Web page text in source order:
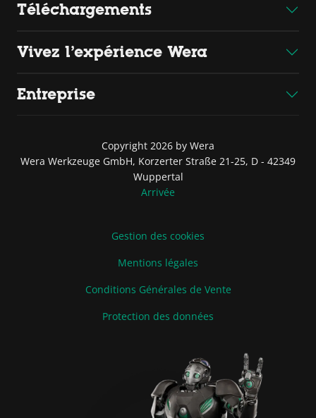
Téléchargements
Vivez l’expérience Wera
Entreprise
Copyright 2026 by Wera
Wera Werkzeuge GmbH, Korzerter Straße 21-25, D - 42349
Wuppertal
Arrivée
Gestion des cookies
Mentions légales
Conditions Générales de Vente
Protection des données